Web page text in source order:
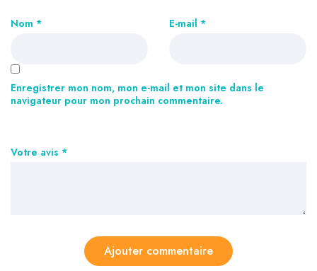
Votre avis *
Nom * E-mail *
Enregistrer mon nom, mon e-mail et mon site dans le
navigateur pour mon prochain commentaire.